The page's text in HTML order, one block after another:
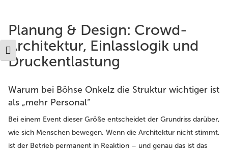
Schrift vergrößern
Planung & Design: Crowd-
Architektur, Einlasslogik und
Druckentlastung
Warum bei Böhse Onkelz die Struktur wichtiger ist
als „mehr Personal“
Bei einem Event dieser Größe entscheidet der Grundriss darüber,
wie sich Menschen bewegen. Wenn die Architektur nicht stimmt,
ist der Betrieb permanent in Reaktion – und genau das ist das